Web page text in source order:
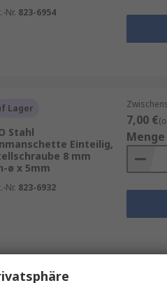
Nr. 823-6954
Lager
Stahl
Einteilig,
8 mm
ø x 5mm
Nr. 823-6932
7,00 €
Menge